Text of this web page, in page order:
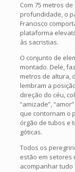
Com 75 metros
profundidade, o
Francisco
plataforma
às sacristias.
O conjunto de
montado. Dele,
metros de altura,
lembram a
direção do céu,
“amizade”,
que contornam o
órgão de tubos e
góticas.
Todos os
estão em setores
acompanhar tudo